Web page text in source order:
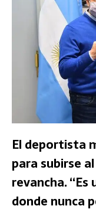
El deportista
para subirse
revancha.
donde nunca